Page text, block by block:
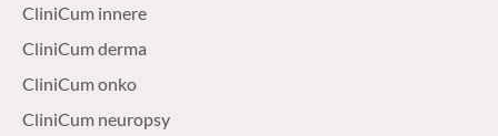
CliniCum innere
CliniCum derma
CliniCum onko
CliniCum neuropsy